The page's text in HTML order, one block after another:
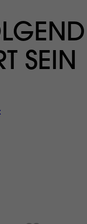
SEIN